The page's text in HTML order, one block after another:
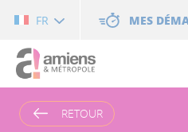
FR MES
RETOUR